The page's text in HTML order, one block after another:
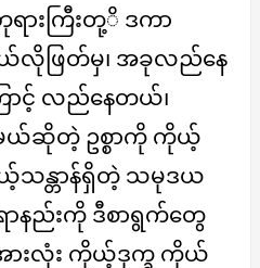
ရားကြီးတု့ိ ဒကာ
ဖြတ်မှ၊ အခုလည်နေ
ာင့် လည်နေတယ်၊
ယ်ဆိုတဲ့ ဥစ္စာကို ကိုယ့်
ကိုယ့်သန္တာန်ရှိတဲ့ သမုဒယ
နည်းကို ဒီစာရွက်တွေ
းလုံး ကိုယ့်ဒုက္ခ ကိုယ်